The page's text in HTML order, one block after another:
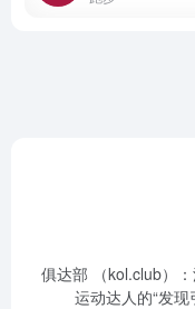
俱达部 （kol.club）
运动达人的“发现